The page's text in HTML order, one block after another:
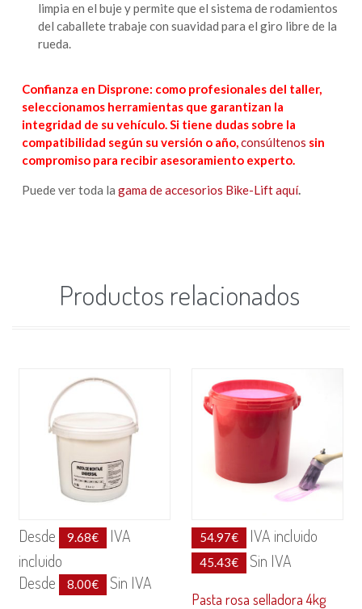
limpia en el buje y permite que el sistema de rodamientos
del caballete trabaje con suavidad para el giro libre de la
rueda.
Confianza en Disprone: como profesionales del taller,
seleccionamos herramientas que garantizan la
integridad de su vehículo. Si tiene dudas sobre la
compatibilidad según su versión o año,consúltenos sin
compromiso para recibir asesoramiento experto.
Puede ver toda la gama de accesorios Bike-Lift aquí.
Productos relacionados
Desde 9.68€
IVA
incluido
Desde
8.00€ Sin IVA
54.97€ IVA incluido
45.43€ Sin IVA
Pasta rosa selladora 4kg